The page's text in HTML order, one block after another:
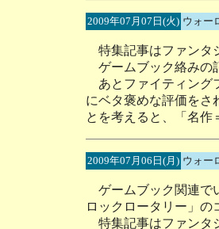
2009年07月07日(火) ウォ
特集記事はファンタ
ゲームブック絡みの
あとファイティング
にベタ褒めな評価をさ
とを考えると、「名作
2009年07月06日(月) ウォ
ゲームブック関連で
ロックロータリー」
特集記事はファンタ